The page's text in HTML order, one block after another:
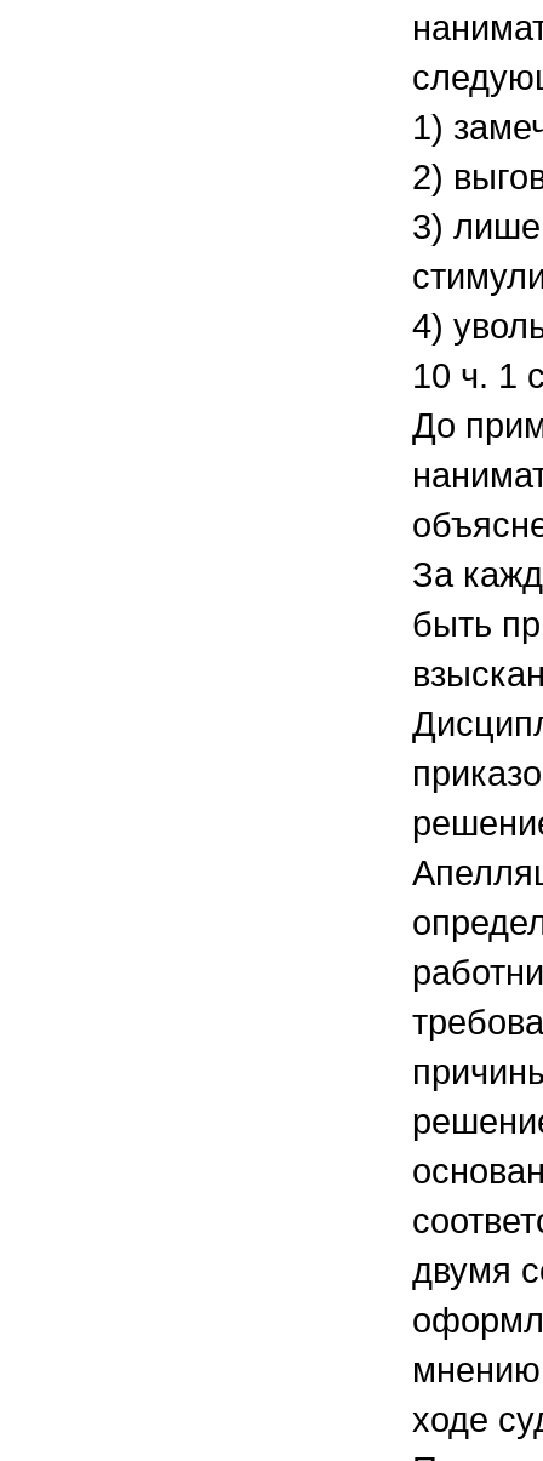
1)
2)
3)
4)
10 ч. 1
До
За
быть
двумя
мнению
ходе